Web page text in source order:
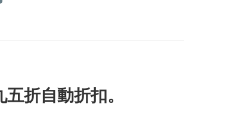
折自動折扣。